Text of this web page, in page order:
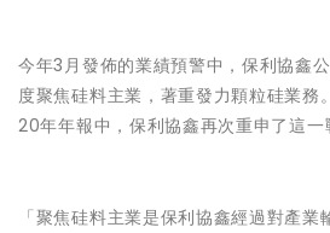
今年3月發佈的業績預警中，保利協鑫
度聚焦硅料主業，著重發力顆粒硅業務
20年年報中，保利協鑫再次重申了這一
「聚焦硅料主業是保利協鑫經過對產